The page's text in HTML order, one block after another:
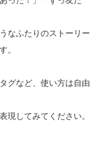
なふたりのストーリー
。
グなど、使い方は自由
現してみてください。